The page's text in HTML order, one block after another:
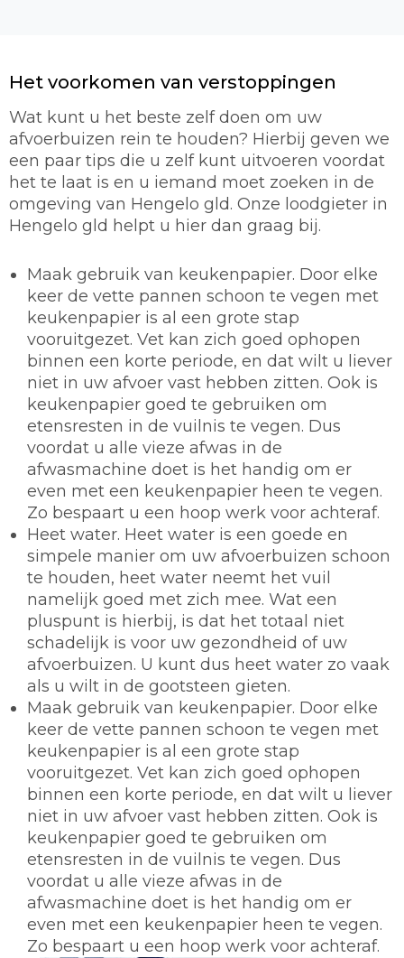
Het voorkomen van verstoppingen
Wat kunt u het beste zelf doen om uw
afvoerbuizen rein te houden? Hierbij geven we
een paar tips die u zelf kunt uitvoeren voordat
het te laat is en u iemand moet zoeken in de
omgeving van Hengelo gld. Onze loodgieter in
Hengelo gld helpt u hier dan graag bij.
Maak gebruik van keukenpapier. Door elke
keer de vette pannen schoon te vegen met
keukenpapier is al een grote stap
vooruitgezet. Vet kan zich goed ophopen
binnen een korte periode, en dat wilt u liever
niet in uw afvoer vast hebben zitten. Ook is
keukenpapier goed te gebruiken om
etensresten in de vuilnis te vegen. Dus
voordat u alle vieze afwas in de
afwasmachine doet is het handig om er
even met een keukenpapier heen te vegen.
Zo bespaart u een hoop werk voor achteraf.
Heet water. Heet water is een goede en
simpele manier om uw afvoerbuizen schoon
te houden, heet water neemt het vuil
namelijk goed met zich mee. Wat een
pluspunt is hierbij, is dat het totaal niet
schadelijk is voor uw gezondheid of uw
afvoerbuizen. U kunt dus heet water zo vaak
als u wilt in de gootsteen gieten.
Maak gebruik van keukenpapier. Door elke
keer de vette pannen schoon te vegen met
keukenpapier is al een grote stap
vooruitgezet. Vet kan zich goed ophopen
binnen een korte periode, en dat wilt u liever
niet in uw afvoer vast hebben zitten. Ook is
keukenpapier goed te gebruiken om
etensresten in de vuilnis te vegen. Dus
voordat u alle vieze afwas in de
afwasmachine doet is het handig om er
even met een keukenpapier heen te vegen.
Zo bespaart u een hoop werk voor achteraf.